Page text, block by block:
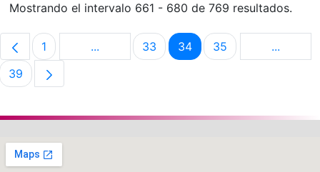
Mostrando el intervalo 661 - 680 de 769 resultados.
Página
1 ...Páginas intermedias Use TAB para
Página
33 Página
34 Página
35 ...
Página
39